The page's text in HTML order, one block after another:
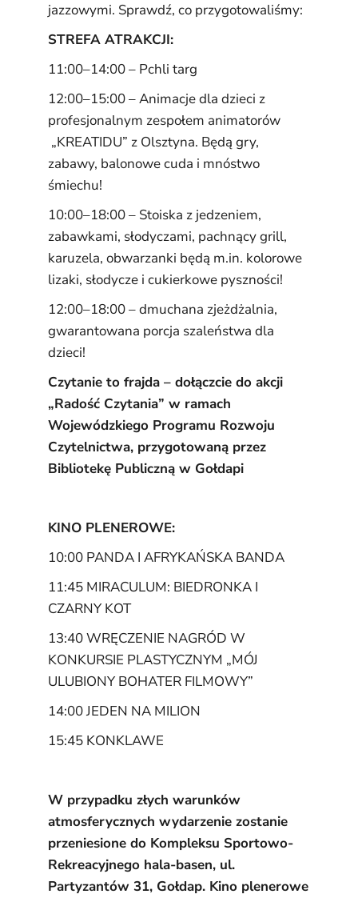
jazzowymi. Sprawdź, co przygotowaliśmy:
STREFA ATRAKCJI:
11:00–14:00 – Pchli targ
12:00–15:00 – Animacje dla dzieci z
profesjonalnym zespołem animatorów
„KREATIDU” z Olsztyna. Będą gry,
zabawy, balonowe cuda i mnóstwo
śmiechu!
10:00–18:00 – Stoiska z jedzeniem,
zabawkami, słodyczami, pachnący grill,
karuzela, obwarzanki będą m.in. kolorowe
lizaki, słodycze i cukierkowe pyszności!
12:00–18:00 – dmuchana zjeżdżalnia,
gwarantowana porcja szaleństwa dla
dzieci!
Czytanie to frajda – dołączcie do akcji
„Radość Czytania” w ramach
Wojewódzkiego Programu Rozwoju
Czytelnictwa, przygotowaną przez
Bibliotekę Publiczną w Gołdapi
KINO PLENEROWE:
10:00 PANDA I AFRYKAŃSKA BANDA
11:45 MIRACULUM: BIEDRONKA I
CZARNY KOT
13:40 WRĘCZENIE NAGRÓD W
KONKURSIE PLASTYCZNYM „MÓJ
ULUBIONY BOHATER FILMOWY”
14:00JEDEN NA MILION
15:45 KONKLAWE
W przypadku złych warunków
atmosferycznych wydarzenie zostanie
przeniesione do Kompleksu Sportowo-
Rekreacyjnego hala-basen, ul.
Partyzantów 31, Gołdap. Kino plenerowe